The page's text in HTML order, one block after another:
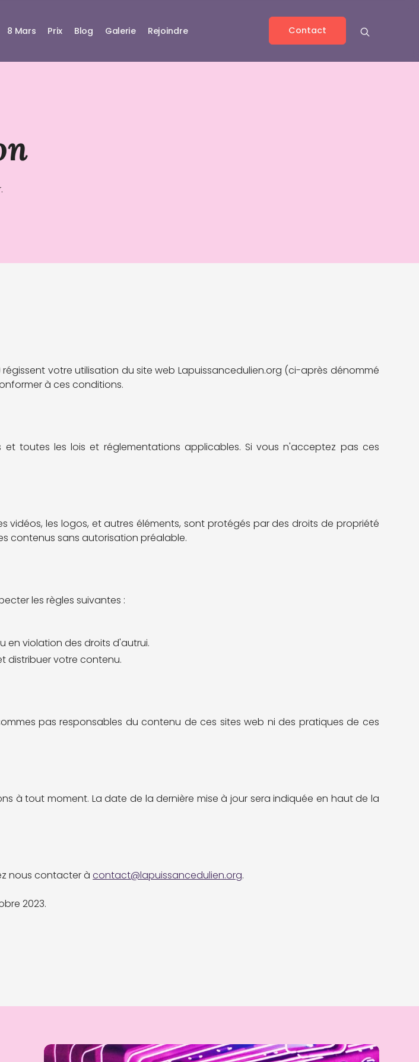
8 Mars Prix Blog Galerie Rejoindre Contact
votre utilisation du site web Lapuissancedulien.org (ci-après dénommé
à ces conditions.
toutes les lois et réglementations applicables. Si vous n'acceptez pas ces
vidéos, les logos, et autres éléments, sont protégés par des droits de propriété
contenus sans autorisation préalable.
les règles suivantes :
en violation des droits d'autrui.
distribuer votre contenu.
pas responsables du contenu de ces sites web ni des pratiques de ces
à tout moment. La date de la dernière mise à jour sera indiquée en haut de la
nous contacter àcontact@lapuissancedulien.org.
2023.